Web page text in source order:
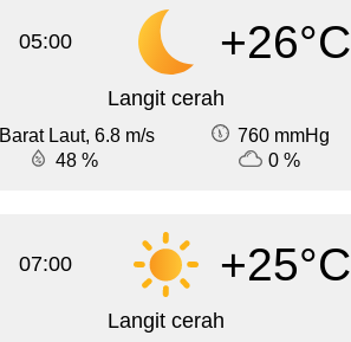
05:00 +26°C
Langit cerah
Barat Laut, 6.8 m/s
760 mmHg
48 %
0 %
07:00 +25°C
Langit cerah